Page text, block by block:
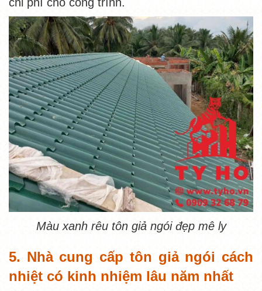
Màu xanh rêu tôn giả ngói đẹp mê ly
5. Nhà cung cấp tôn giả ngói cách
nhiệt có kinh nhiệm lâu năm nhất